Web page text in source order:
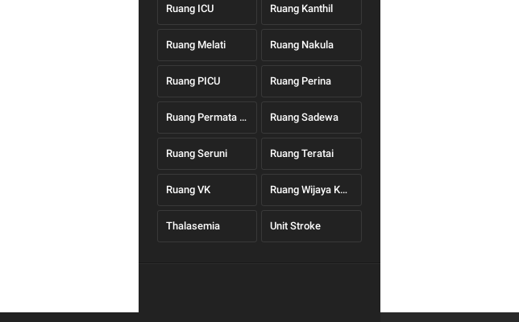
Ruang ICU Ruang Kanthil
Ruang Melati Ruang Nakula
Ruang PICU Ruang Perina
Ruang Permata Hati Ruang Sadewa
Ruang Seruni Ruang Teratai
Ruang VK Ruang Wijaya Kusuma
Thalasemia Unit Stroke